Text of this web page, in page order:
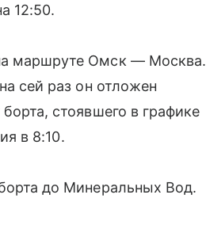
12:50.
маршруте Омск — Москва.
сей раз он отложен
стоявшего в графике
в 8:10.
до Минеральных Вод.